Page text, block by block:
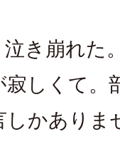
き崩れた
しくて。
しかあり